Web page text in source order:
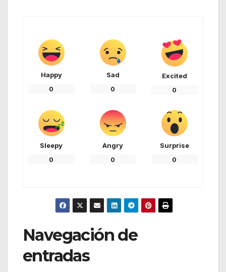
Happy
0
Sad
0
Excited
0
Sleepy
0
Angry
0
Surprise
0
Navegación de
entradas